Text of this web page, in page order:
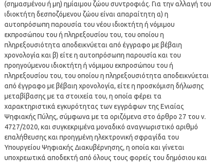
(σημασμένου ή μη) ημίαιμου ζώου συντροφιάς. Για την αλλαγή του
ιδιοκτήτη δεσποζόμενου ζώου είναι απαραίτητη α) η
αυτοπρόσωπη παρουσία του νέου ιδιοκτήτη ή νόμιμου
εκπροσώπου του ή πληρεξουσίου του, του οποίου η
πληρεξουσιότητα αποδεικνύεται από έγγραφο με βέβαιη
χρονολογία και β) είτε η αυτοπρόσωπη παρουσία και του
προηγούμενου ιδιοκτήτη ή νόμιμου εκπροσώπου του ή
πληρεξουσίου του, του οποίου η πληρεξουσιότητα αποδεικνύεται
από έγγραφο με βέβαιη χρονολογία, είτε η προσκόμιση δήλωσης
μεταβίβασης με τα στοιχεία του, η οποία φέρει τα
χαρακτηριστικά εγκυρότητας των εγγράφων της Ενιαίας
Ψηφιακής Πύλης, σύμφωνα με τα οριζόμενα στο άρθρο 27 του ν.
4727/2020, και συγκεκριμένα μοναδικό αναγνωριστικό αριθμό
επαλήθευσης και προηγμένη ηλεκτρονική σφραγίδα του
Υπουργείου Ψηφιακής Διακυβέρνησης, η οποία και γίνεται
υποχρεωτικά αποδεκτή από όλους τους φορείς του δημόσιου και